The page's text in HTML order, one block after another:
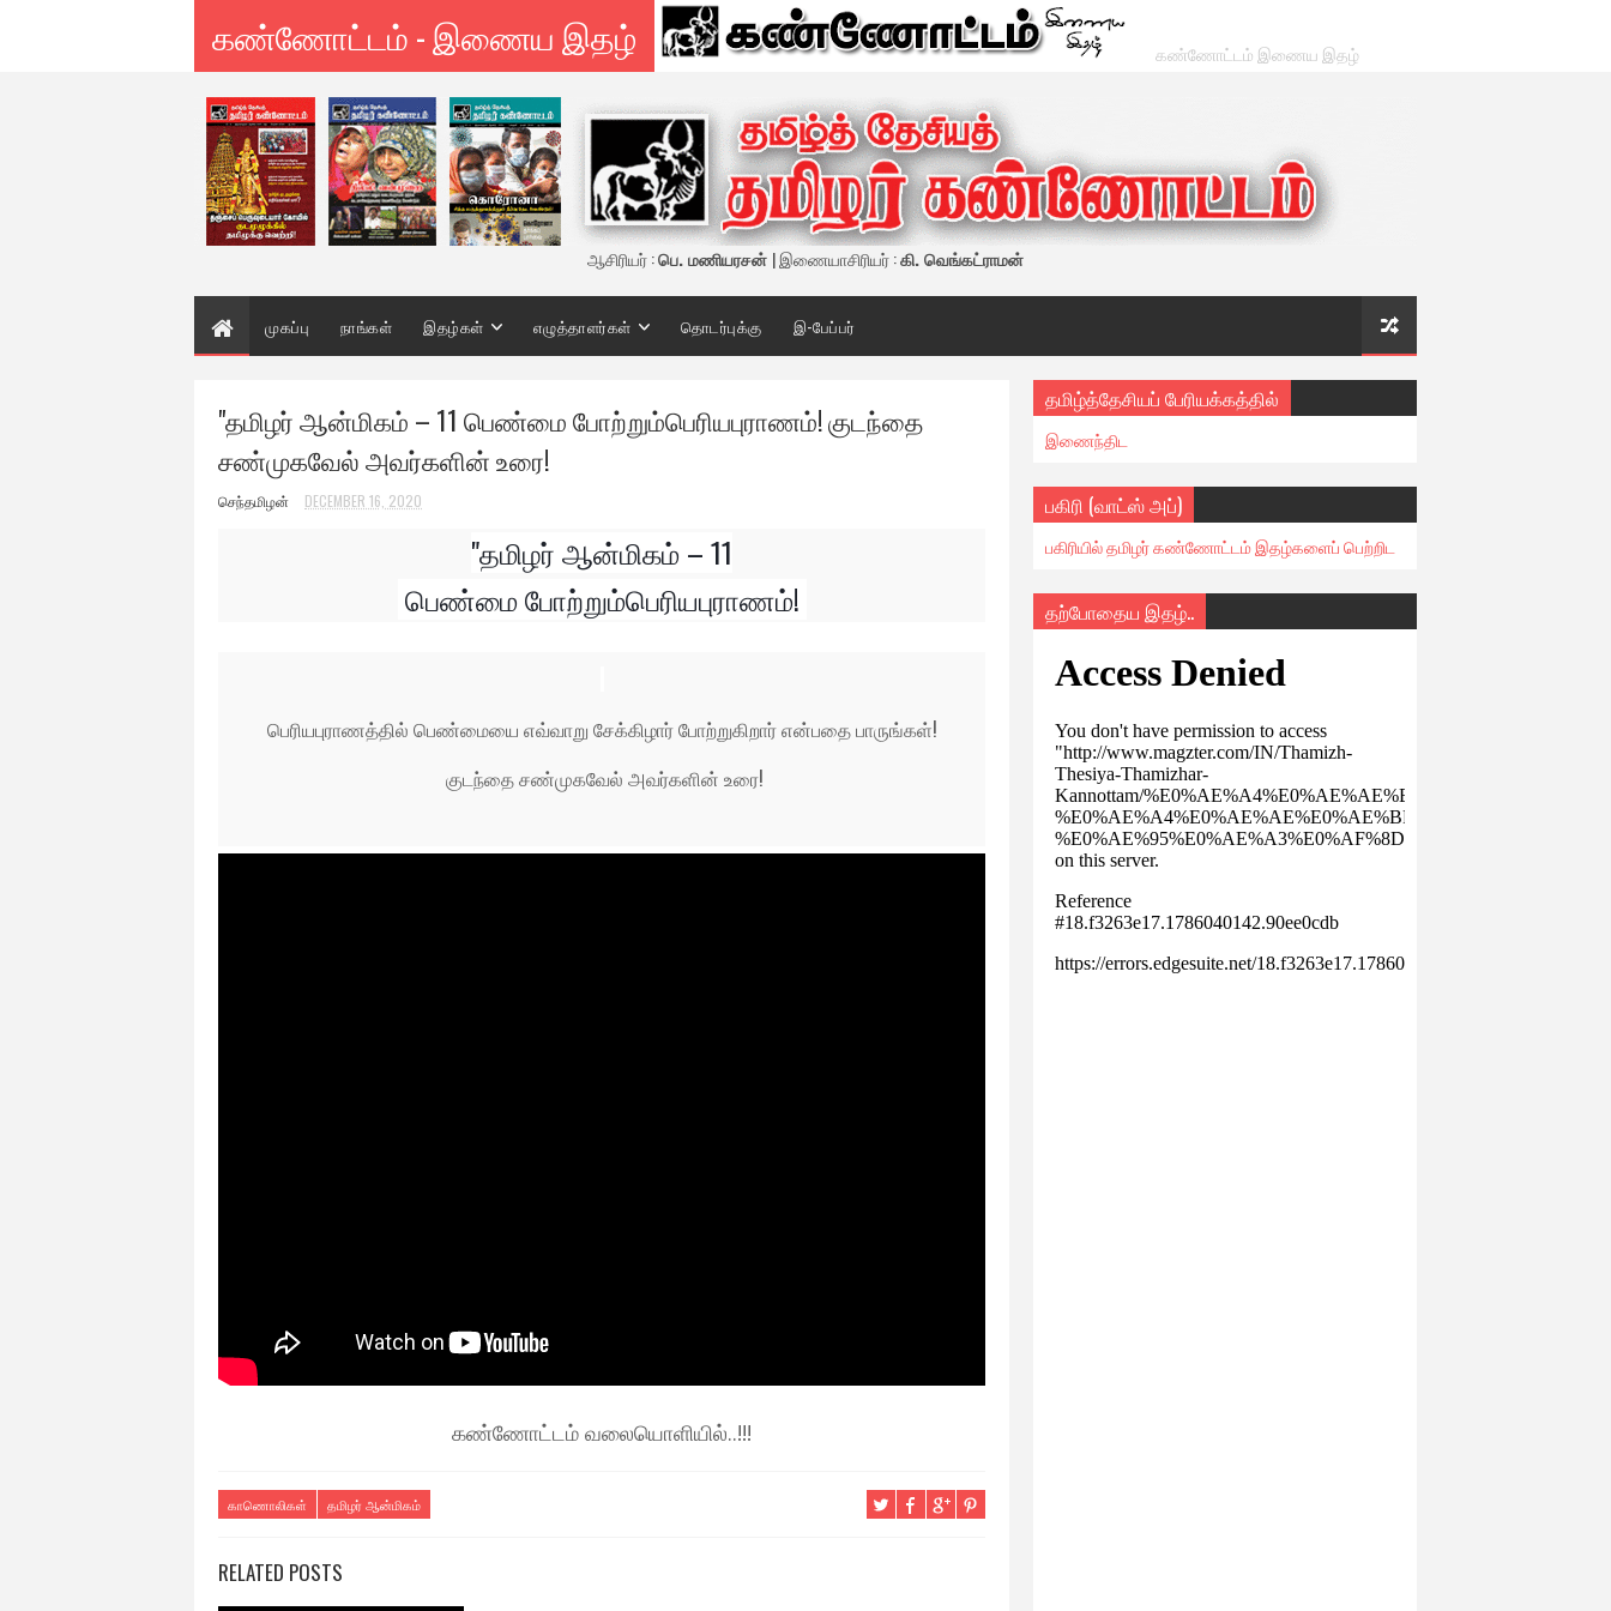
கண்ணோட்டம் - இணைய இதழ் கண்ணோட்டம் இணைய இதழ்
ஆசிரியர் :பெ. மணியரசன் | இணையாசிரியர் :கி. வெங்கட்ராமன்
முகப்பு நாங்கள் இதழ்கள் எழுத்தாளர்கள் தொடர்புக்கு இ-பேப்பர்
"தமிழர் ஆன்மிகம் – 11 பெண்மை போற்றும்பெரியபுராணம்! குடந்தை
சண்முகவேல் அவர்களின் உரை!
செந்தமிழன் DECEMBER 16, 2020
"தமிழர் ஆன்மிகம் – 11
பெண்மை போற்றும்பெரியபுராணம்!
பெரியபுராணத்தில் பெண்மையை எவ்வாறு சேக்கிழார் போற்றுகிறார் என்பதை பாருங்கள்!
குடந்தை சண்முகவேல் அவர்களின் உரை!
கண்ணோட்டம் வலையொளியில்..!!!
காணொலிகள் தமிழர் ஆன்மிகம்
RELATED POSTS
தமிழ்த்தேசியப் பேரியக்கத்தில்
இணைந்திட
பகிரி (வாட்ஸ் அப்)
பகிரியில் தமிழர் கண்ணோட்டம் இதழ்களைப் பெற்றிட
தற்போதைய இதழ்..